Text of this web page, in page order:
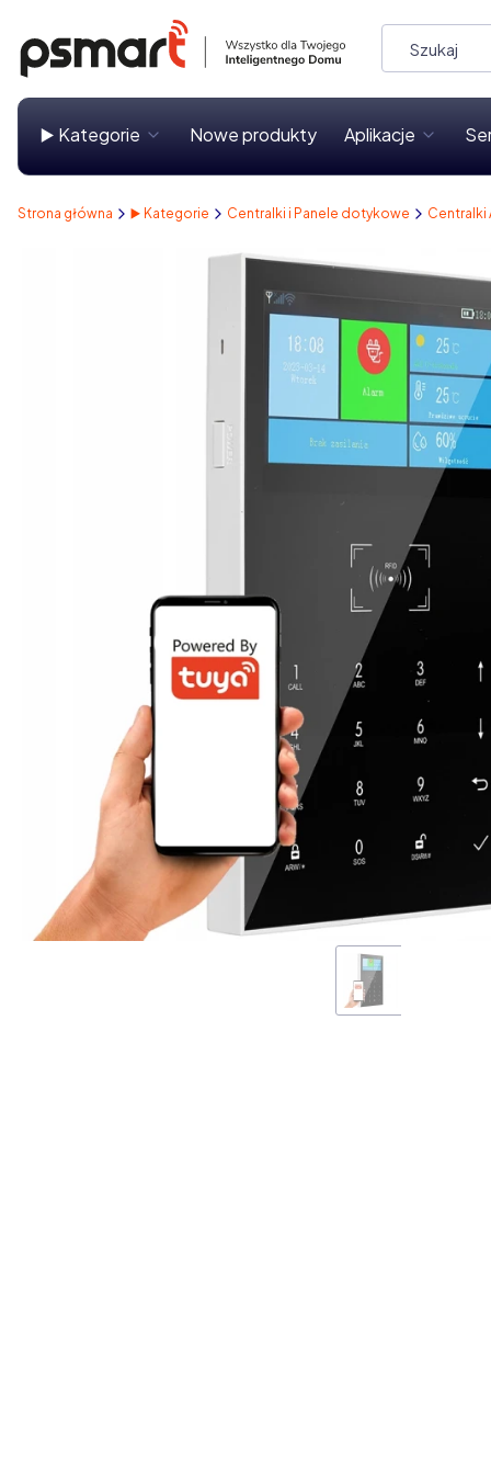
▶️ Kategorie Nowe produkty Aplikacje
Strona główna ▶️ Kategorie Centralki i Panele dotykowe Centralki